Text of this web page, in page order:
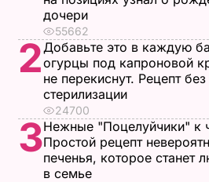
дочери
55662
2Добавьте это в каждую
огурцы под капроновой
не перекиснут. Рецепт без
стерилизации
24700
3Нежные "Поцелуйчики" к
Простой рецепт
печенья, которое станет
в семье